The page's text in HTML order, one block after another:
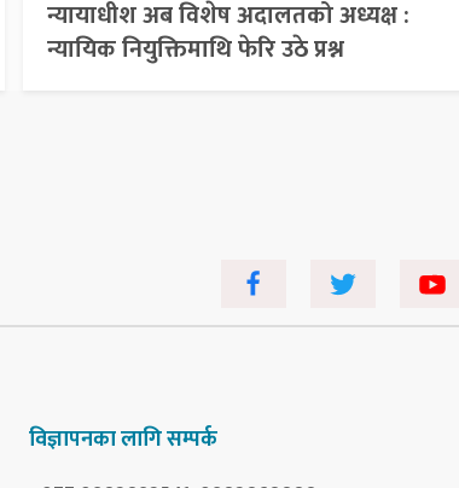
न्यायाधीश अब विशेष अदालतको अध्यक्ष :
न्यायिक नियुक्तिमाथि फेरि उठे प्रश्न
विज्ञापनका लागि सम्पर्क